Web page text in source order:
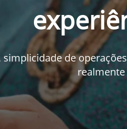
simplicidade de